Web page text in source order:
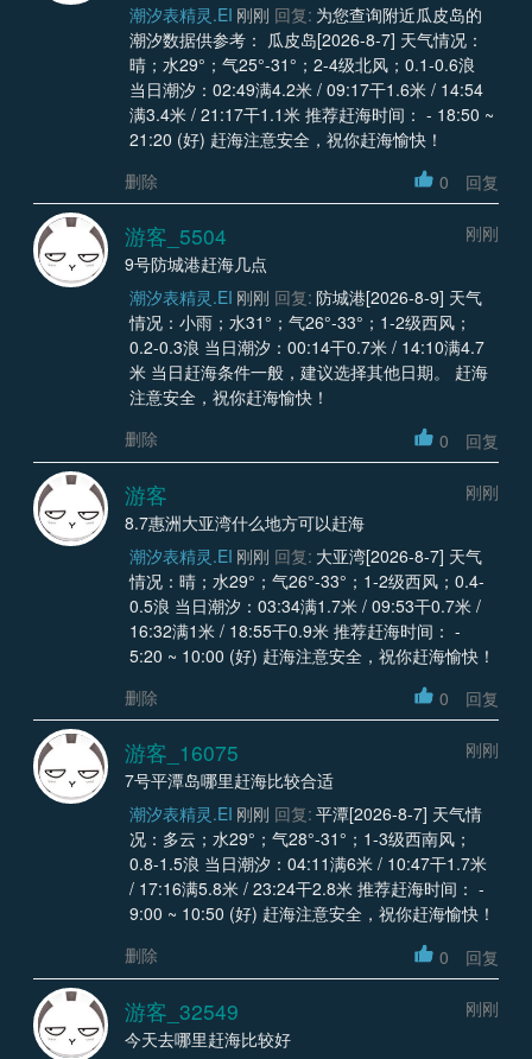
潮汐表精灵.EI 刚刚 回复: 为您查询附近瓜皮岛的
潮汐数据供参考： 瓜皮岛[2026-8-7] 天气情况：
晴；水29°；气25°-31°；2-4级北风；0.1-0.6浪
当日潮汐：02:49满4.2米 / 09:17干1.6米 / 14:54
满3.4米 / 21:17干1.1米 推荐赶海时间： - 18:50 ~
21:20 (好) 赶海注意安全，祝你赶海愉快！
删除
0 回复
游客_5504
刚刚
9号防城港赶海几点
潮汐表精灵.EI 刚刚 回复: 防城港[2026-8-9] 天气
情况：小雨；水31°；气26°-33°；1-2级西风；
0.2-0.3浪 当日潮汐：00:14干0.7米 / 14:10满4.7
米 当日赶海条件一般，建议选择其他日期。 赶海
注意安全，祝你赶海愉快！
删除
0 回复
游客
刚刚
8.7惠洲大亚湾什么地方可以赶海
潮汐表精灵.EI 刚刚 回复: 大亚湾[2026-8-7] 天气
情况：晴；水29°；气26°-33°；1-2级西风；0.4-
0.5浪 当日潮汐：03:34满1.7米 / 09:53干0.7米 /
16:32满1米 / 18:55干0.9米 推荐赶海时间： -
5:20 ~ 10:00 (好) 赶海注意安全，祝你赶海愉快！
删除
0 回复
游客_16075
刚刚
7号平潭岛哪里赶海比较合适
潮汐表精灵.EI 刚刚 回复: 平潭[2026-8-7] 天气情
况：多云；水29°；气28°-31°；1-3级西南风；
0.8-1.5浪 当日潮汐：04:11满6米 / 10:47干1.7米
/ 17:16满5.8米 / 23:24干2.8米 推荐赶海时间： -
9:00 ~ 10:50 (好) 赶海注意安全，祝你赶海愉快！
删除
0 回复
游客_32549
刚刚
今天去哪里赶海比较好